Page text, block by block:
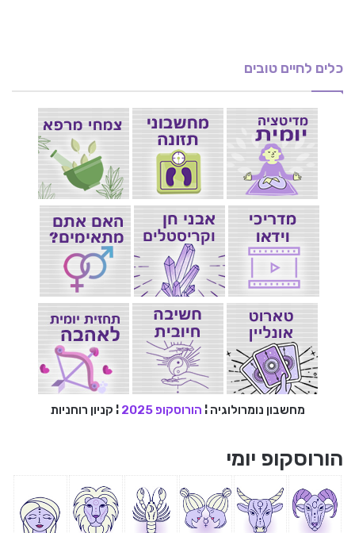
כלים לחיים טובים
מחשבון נומרולוגיה ¦ הורוסקופ 2025 ¦ קניון רוחניות
הורוסקופ יומי